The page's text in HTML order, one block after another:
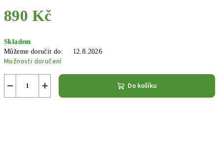
890 Kč
cena:
Skladem
Můžeme doručit do:
12.8.2026
Možnosti doručení
+
− Do košíku